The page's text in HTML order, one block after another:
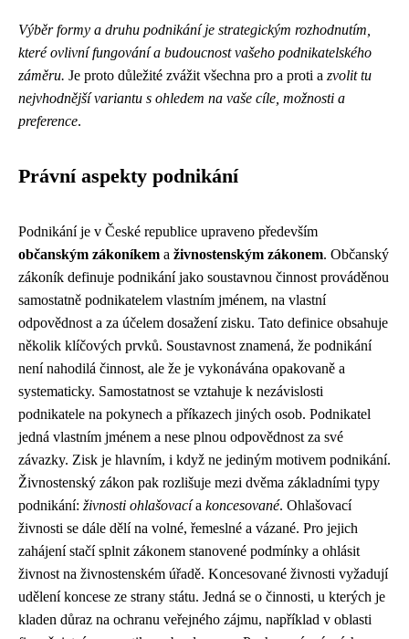
Výběr formy a druhu podnikání je strategickým rozhodnutím,
které ovlivní fungování a budoucnost vašeho podnikatelského
záměru. Je proto důležité zvážit všechna pro a proti a zvolit tu
nejvhodnější variantu s ohledem na vaše cíle, možnosti a
preference.
Právní aspekty podnikání
Podnikání je v České republice upraveno především
občanským zákoníkem a živnostenským zákonem. Občanský
zákoník definuje podnikání jako soustavnou činnost prováděnou
samostatně podnikatelem vlastním jménem, na vlastní
odpovědnost a za účelem dosažení zisku. Tato definice obsahuje
několik klíčových prvků. Soustavnost znamená, že podnikání
není nahodilá činnost, ale že je vykonávána opakovaně a
systematicky. Samostatnost se vztahuje k nezávislosti
podnikatele na pokynech a příkazech jiných osob. Podnikatel
jedná vlastním jménem a nese plnou odpovědnost za své
závazky. Zisk je hlavním, i když ne jediným motivem podnikání.
Živnostenský zákon pak rozlišuje mezi dvěma základními typy
podnikání: živnosti ohlašovacía koncesované. Ohlašovací
živnosti se dále dělí na volné, řemeslné a vázané. Pro jejich
zahájení stačí splnit zákonem stanovené podmínky a ohlásit
živnost na živnostenském úřadě. Koncesované živnosti vyžadují
udělení koncese ze strany státu. Jedná se o činnosti, u kterých je
kladen důraz na ochranu veřejného zájmu, například v oblasti